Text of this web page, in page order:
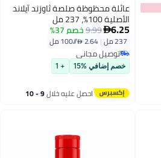
عائلة محظوظة صلصة ثاوزند آيلاند
الأصلية 100%، 237 مل
6.25
9.99خصم 37%
237 مل |
توصيل مجاني
توصيل مجاني
خصم إضافي %15 + 1
احصل عليه خلال 9 - 10